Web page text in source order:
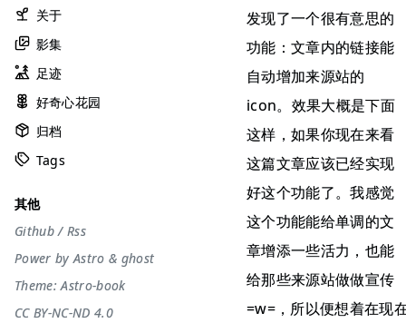
自适应
关于
影集
足迹
好奇心花园
归档
Tags
其他
Github/ Rss
Power byAstro & ghost
Theme:Astro-book
CC BY-NC-ND 4.0
发现了一个很有意思的
功能：文章内的链接能
自动增加来源站的
icon。效果大概是下面
这样，如果你现在来看
这篇文章应该已经实现
好这个功能了。我感觉
这个功能能给单调的文
章增添一些活力，也能
给那些来源站做做宣传
=w=，所以便想着在现